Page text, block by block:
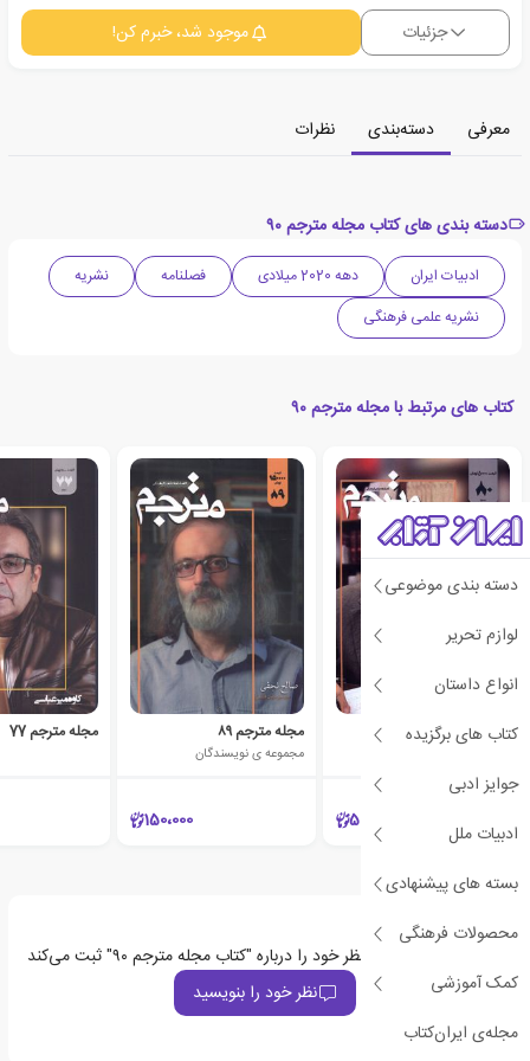
دسته بندی موضوعی
لوازم تحریر
انواع داستان
کتاب های برگزیده
جوایز ادبی
ادبیات ملل
بسته های پیشنهادی
محصولات فرهنگی
کمک آموزشی
مجله‌ی ایران‌کتاب
جزئیات موجود شد، خبرم کن!
معرفی دسته‌بندی نظرات
دسته بندی های کتاب مجله مترجم ۹۰
ادبیات ایران دهه 2020 میلادی فصلنامه
نشریه
نشریه علمی فرهنگی
کتاب های مرتبط با مجله مترجم ۹۰
مجله مترجم 80
50،000
مجله مترجم ۸۹
مجموعه ی نویسندگان
150،000
مجله مترجم 77
اولین نفری باشید که نظر خود را درباره "کتاب مجله مترجم ۹۰" ثبت می‌کند
نظر خود را بنویسید